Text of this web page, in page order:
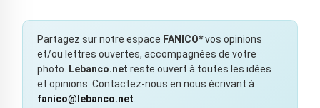
Partagez sur notre espace FANICO*vos opinions
et/ou lettres ouvertes, accompagnées de votre
photo.
Lebanco.net reste ouvert à toutes les idées
et opinions. Contactez-nous en nous écrivant à
fanico@lebanco.net